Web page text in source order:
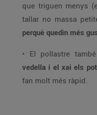
que triguen menys
tallar no massa
perquè quedin més
• El pollastre
vedella i el xai els
fan molt més ràpid.